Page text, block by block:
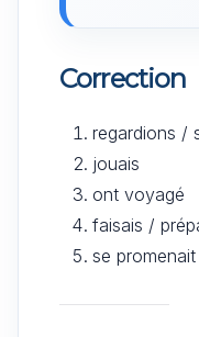
Correction
regardions /
jouais
ont voyagé
faisais /
se